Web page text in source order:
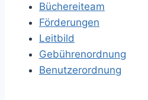
Büchereiteam
Förderungen
Leitbild
Gebührenordnung
Benutzerordnung